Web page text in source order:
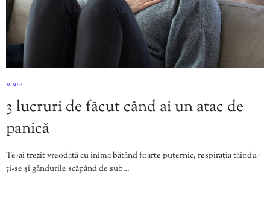
MINTE
3 lucruri de făcut când ai un atac de
panică
Te-ai trezit vreodată cu inima bătând foarte puternic, respirația tăindu-
ți-se și gândurile scăpând de sub…